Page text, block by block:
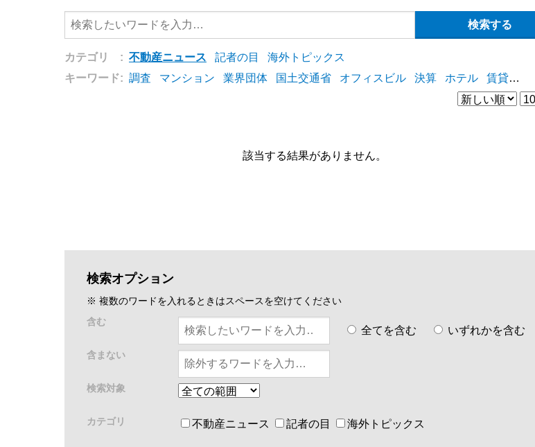
カテゴリ : 不動産ニュース 記者の目
海外トピックス
キーワード: 調査 マンション 業界団体 国土交通省 オフィスビル 決算 ホテル 賃貸住宅
該当する結果がありません。
検索オプション
※ 複数のワードを入れるときはスペースを空けてください
含む
全てを含む いずれかを含む
含まない
検索対象
カテゴリ 不動産ニュース 記者の目 海外トピックス